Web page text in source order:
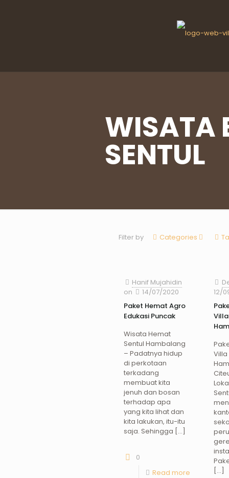
WISATA
SENTUL
Filter by Categories
Hanif Mujahidin
on
14/07/2020
Paket Hemat Agro
Edukasi Puncak
Wisata Hemat
Sentul Hambalang
– Padatnya hidup
di perkotaan
terkadang
membuat kita
jenuh dan bosan
terhadap apa
yang kita lihat dan
kita lakukan, itu-itu
saja. Sehingga […]
0
Read more
12/
Villa
[…]